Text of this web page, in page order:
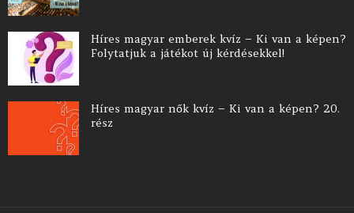
Híres magyar emberek kvíz – Ki van a képen?
Folytatjuk a játékot új kérdésekkel!
Híres magyar nők kvíz – Ki van a képen? 20.
rész